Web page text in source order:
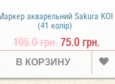
акварельний Sakura KOI
(41 колір)
105.0 грн. 75.0 грн.
В КОРЗИНУ